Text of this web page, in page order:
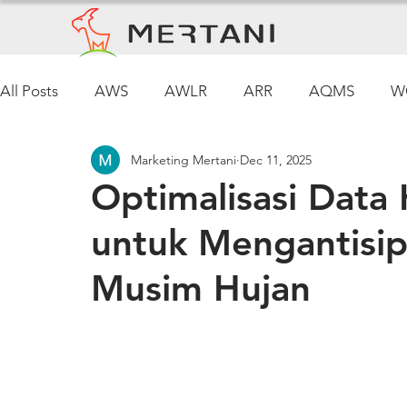
All Posts AWS AWLR ARR AQMS
Pemantauan Cuaca
Optimalisasi
untuk
Musim Hujan
Marketing Mertani Dec 11, 2025